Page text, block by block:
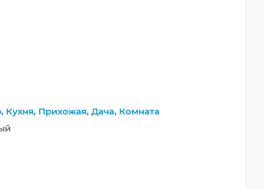
, Кухня, Прихожая, Дача, Комната